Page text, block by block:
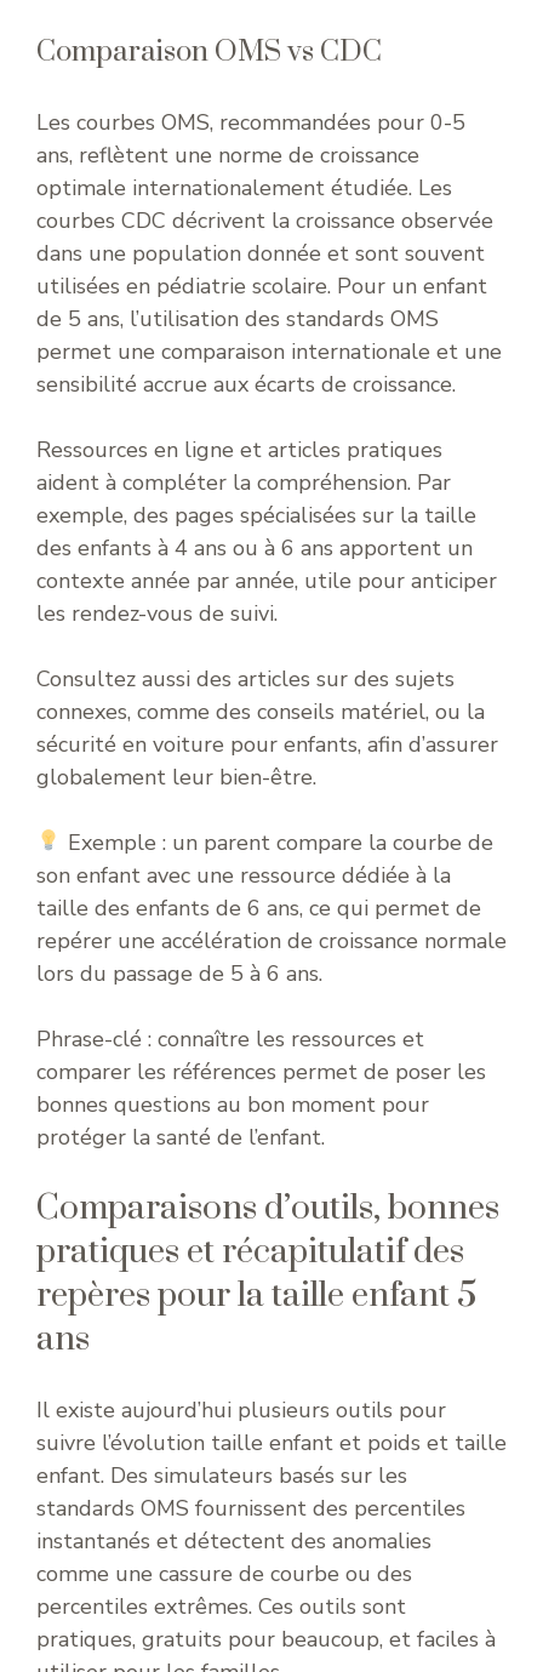
Comparaison OMS vs CDC
Les courbes OMS, recommandées pour 0-5
ans, reflètent une norme de croissance
optimale internationalement étudiée. Les
courbes CDC décrivent la croissance observée
dans une population donnée et sont souvent
utilisées en pédiatrie scolaire. Pour un enfant
de 5 ans, l’utilisation des standards OMS
permet une comparaison internationale et une
sensibilité accrue aux écarts de croissance.
Ressources en ligne et articles pratiques
aident à compléter la compréhension. Par
exemple, des pages spécialisées sur la taille
des enfants à 4 ans ou à 6 ans apportent un
contexte année par année, utile pour anticiper
les rendez-vous de suivi.
Consultez aussi des articles sur des sujets
connexes, comme des conseils matériel, ou la
sécurité en voiture pour enfants, afin d’assurer
globalement leur bien-être.
Exemple : un parent compare la courbe de
son enfant avec une ressource dédiée à la
taille des enfants de 6 ans, ce qui permet de
repérer une accélération de croissance normale
lors du passage de 5 à 6 ans.
Phrase-clé : connaître les ressources et
comparer les références permet de poser les
bonnes questions au bon moment pour
protéger la santé de l’enfant.
Comparaisons d’outils, bonnes
pratiques et récapitulatif des
repères pour la taille enfant 5
ans
Il existe aujourd’hui plusieurs outils pour
suivre l’évolution taille enfant et poids et taille
enfant. Des simulateurs basés sur les
standards OMS fournissent des percentiles
instantanés et détectent des anomalies
comme une cassure de courbe ou des
percentiles extrêmes. Ces outils sont
pratiques, gratuits pour beaucoup, et faciles à